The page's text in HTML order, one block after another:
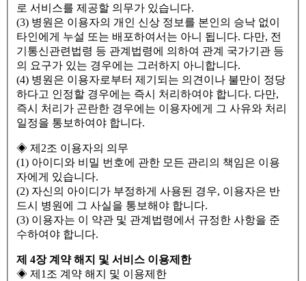
로 서비스를 제공할 의무가 있습니다.
(3) 병원은 이용자의 개인 신상 정보를 본인의 승낙 없이
타인에게 누설 또는 배포하여서는 아니 됩니다. 다만, 전
기통신관련법령 등 관계법령에 의하여 관계 국가기관 등
의 요구가 있는 경우에는 그러하지 아니합니다.
(4) 병원은 이용자로부터 제기되는 의견이나 불만이 정당
하다고 인정할 경우에는 즉시 처리하여야 합니다. 다만,
즉시 처리가 곤란한 경우에는 이용자에게 그 사유와 처리
일정을 통보하여야 합니다.
◈ 제2조 이용자의 의무
(1) 아이디와 비밀 번호에 관한 모든 관리의 책임은 이용
자에게 있습니다.
(2) 자신의 아이디가 부정하게 사용된 경우, 이용자은 반
드시 병원에 그 사실을 통보해야 합니다.
(3) 이용자는 이 약관 및 관계법령에서 규정한 사항을 준
수하여야 합니다.
제 4장 계약 해지 및 서비스 이용제한
◈ 제1조 계약 해지 및 이용제한